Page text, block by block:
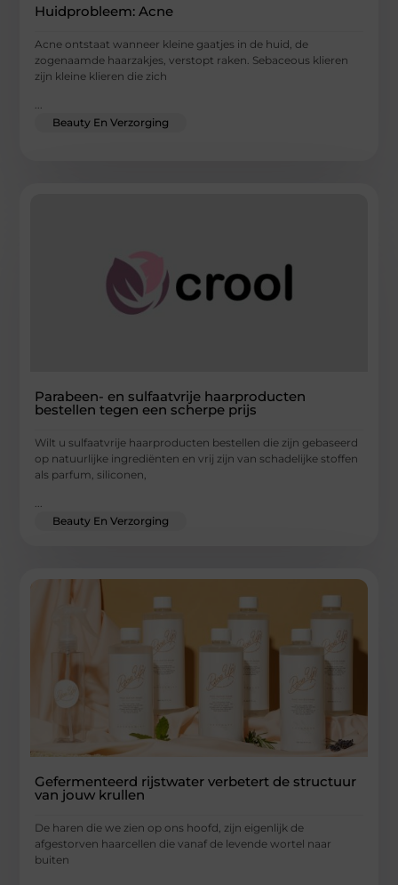
Huidprobleem: Acne
Acne ontstaat wanneer kleine gaatjes in de huid, de
zogenaamde haarzakjes, verstopt raken. Sebaceous klieren
zijn kleine klieren die zich
...
Beauty En Verzorging
Parabeen- en sulfaatvrije haarproducten
bestellen tegen een scherpe prijs
Wilt u sulfaatvrije haarproducten bestellen die zijn gebaseerd
op natuurlijke ingrediënten en vrij zijn van schadelijke stoffen
als parfum, siliconen,
...
Beauty En Verzorging
Gefermenteerd rijstwater verbetert de structuur
van jouw krullen
De haren die we zien op ons hoofd, zijn eigenlijk de
afgestorven haarcellen die vanaf de levende wortel naar
buiten